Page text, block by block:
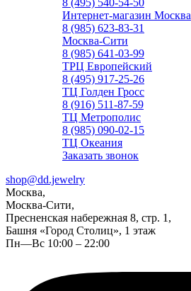
8 (495) 540-54-50
Интернет-магазин Москва
8 (985) 623-83-31
Москва-Сити
8 (985) 641-03-99
ТРЦ Европейский
8 (495) 917-25-26
ТЦ Голден Гросс
8 (916) 511-87-59
ТЦ Метрополис
8 (985) 090-02-15
ТЦ Океания
Заказать звонок
shop@dd.jewelry
Москва,
Москва-Сити,
Пресненская набережная 8, стр. 1,
Башня «Город Столиц», 1 этаж
Пн—Вс 10:00 – 22:00